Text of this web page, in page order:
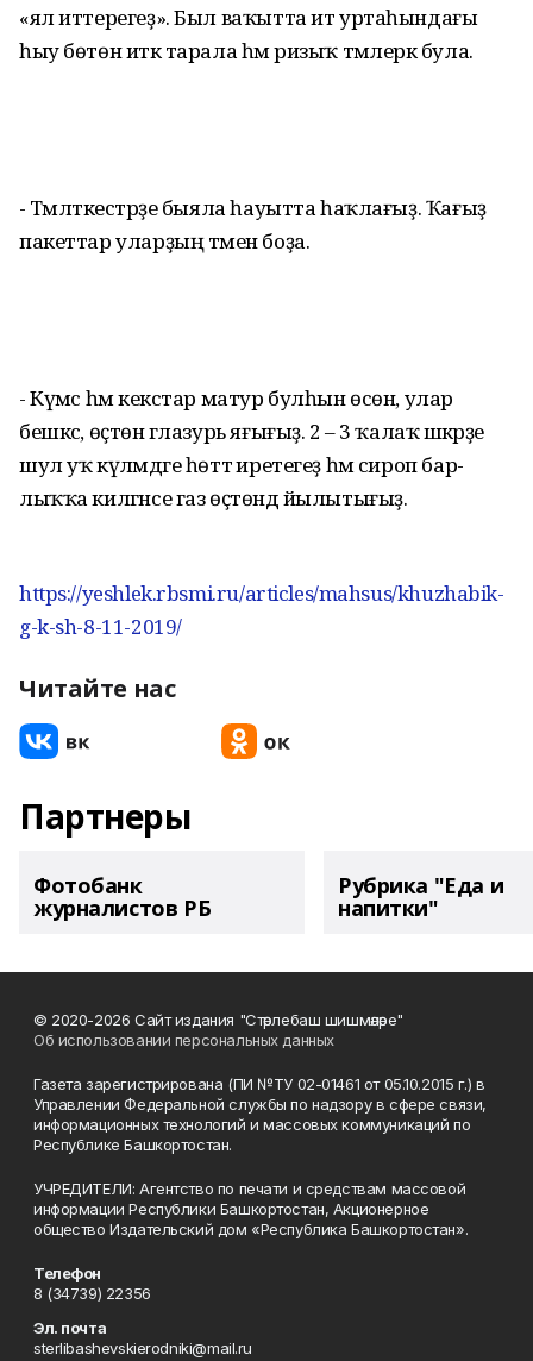
«ял ит­терегеҙ». Был ваҡытта ит уртаһындағы
һыу бө­төн иткә тарала һәм ризыҡ тәмлерәк була.
- Тәмләткестәрҙе быя­ла һауытта һаҡ­лағыҙ. Ҡағыҙ
пакеттар уларҙың тәмен боҙа.
- Күмәс һәм кекстар матур булһын өсөн, улар
бешкәс, өҫтөнә глазурь яғығыҙ. 2 – 3 ҡа­лаҡ шәкәрҙе
шул уҡ күләмдәге һөттә ире­тегеҙ һәм сироп бар­
лыҡҡа килгәнсе газ өҫтөндә йылытығыҙ.
https://yeshlek.rbsmi.ru/articles/mahsus/khuzhabik-
g-k-sh-8-11-2019/
Читайте нас
Партнеры
Фотобанк
журналистов РБ
Рубрика "Еда и
напитки"
© 2020-2026 Сайт издания "Стәрлебаш шишмәләре"
Об использовании персональных данных
Газета зарегистрирована (ПИ №ТУ 02-01461 от 05.10.2015 г.) в
Управлении Федеральной службы по надзору в сфере связи,
информационных технологий и массовых коммуникаций по
Республике Башкортостан.
УЧРЕДИТЕЛИ: Агентство по печати и средствам массовой
информации Республики Башкортостан, Акционерное
общество Издательский дом «Республика Башкортостан».
Телефон
8 (34739) 22356
Эл. почта
sterlibashevskierodniki@mail.ru